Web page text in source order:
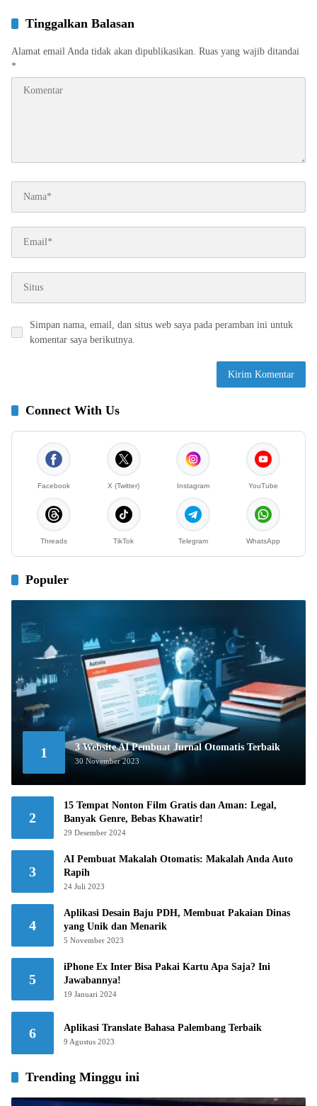
Tinggalkan Balasan
Alamat email Anda tidak akan dipublikasikan. Ruas yang wajib ditandai
*
Simpan nama, email, dan situs web saya pada peramban ini untuk
komentar saya berikutnya.
Connect With Us
Facebook X (Twitter) Instagram YouTube
Threads TikTok Telegram WhatsApp
Populer
1 3 Website AI Pembuat Jurnal Otomatis Terbaik
30 November 2023
2
15 Tempat Nonton Film Gratis dan Aman: Legal,
Banyak Genre, Bebas Khawatir!
29 Desember 2024
3
AI Pembuat Makalah Otomatis: Makalah Anda Auto
Rapih
24 Juli 2023
4
Aplikasi Desain Baju PDH, Membuat Pakaian Dinas
yang Unik dan Menarik
5 November 2023
5
iPhone Ex Inter Bisa Pakai Kartu Apa Saja? Ini
Jawabannya!
19 Januari 2024
6 Aplikasi Translate Bahasa Palembang Terbaik
9 Agustus 2023
Trending Minggu ini